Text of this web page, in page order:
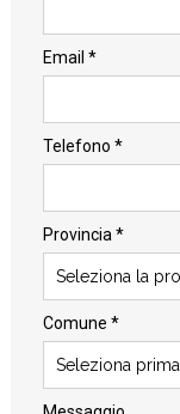
Email *
Telefono *
Provincia *
Seleziona la
Comune *
Seleziona